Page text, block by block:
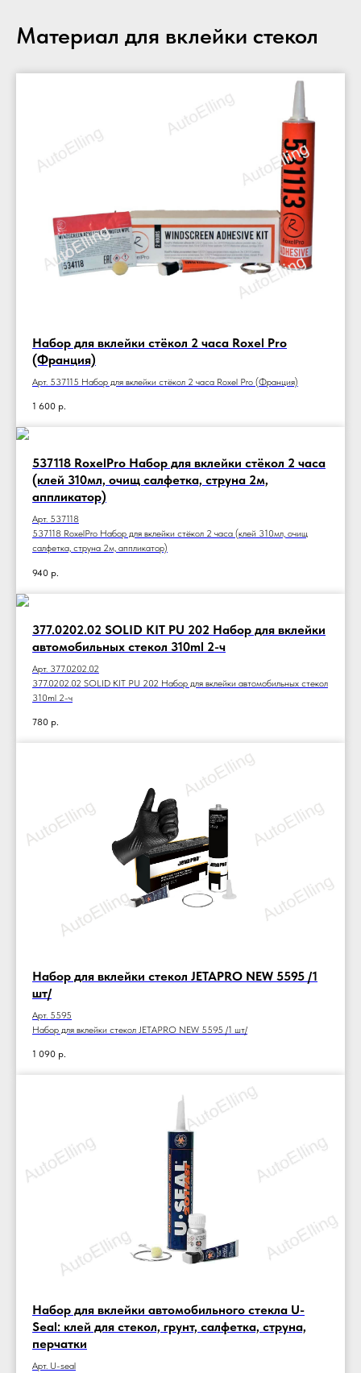
Материал для вклейки стекол
Набор для вклейки стёкол 2 часа Roxel Pro
(Франция)
Арт. 537115 Набор для вклейки стёкол 2 часа Roxel Pro (Франция)
1 600 р.
537118 RoxelPro Набор для вклейки стёкол 2 часа
(клей 310мл, очищ салфетка, струна 2м,
аппликатор)
Арт. 537118
537118 RoxelPro Набор для вклейки стёкол 2 часа (клей 310мл, очищ
салфетка, струна 2м, аппликатор)
940 р.
377.0202.02 SOLID KIT PU 202 Набор для вклейки
автомобильных стекол 310ml 2-ч
Арт. 377.0202.02
377.0202.02 SOLID KIT PU 202 Набор для вклейки автомобильных стекол
310ml 2-ч
780 р.
Набор для вклейки стекол JETAPRO NEW 5595 /1
шт/
Арт. 5595
Набор для вклейки стекол JETAPRO NEW 5595 /1 шт/
1 090 р.
Набор для вклейки автомобильного стекла U-
Seal: клей для стекол, грунт, салфетка, струна,
перчатки
Арт. U-seal